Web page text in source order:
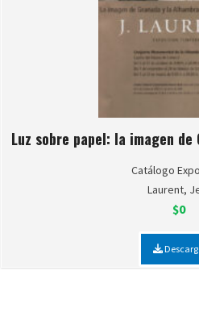
Luz sobre papel: la imagen
Catálogo
Laurent,
$0